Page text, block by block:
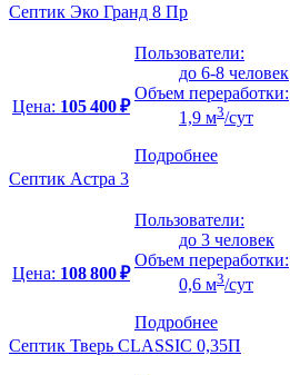
Септик Эко Гранд 8 Пр
Цена: 105 400 ₽
Пользователи:
до 6-8 человек
Объем переработки:
1,9 м3/сут
Подробнее
Септик Астра 3
Цена: 108 800 ₽
Пользователи:
до 3 человек
Объем переработки:
0,6 м3/сут
Подробнее
Септик Тверь CLASSIC 0,35П